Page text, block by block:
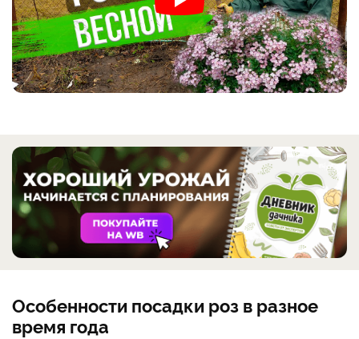
Особенности посадки роз в разное
время года